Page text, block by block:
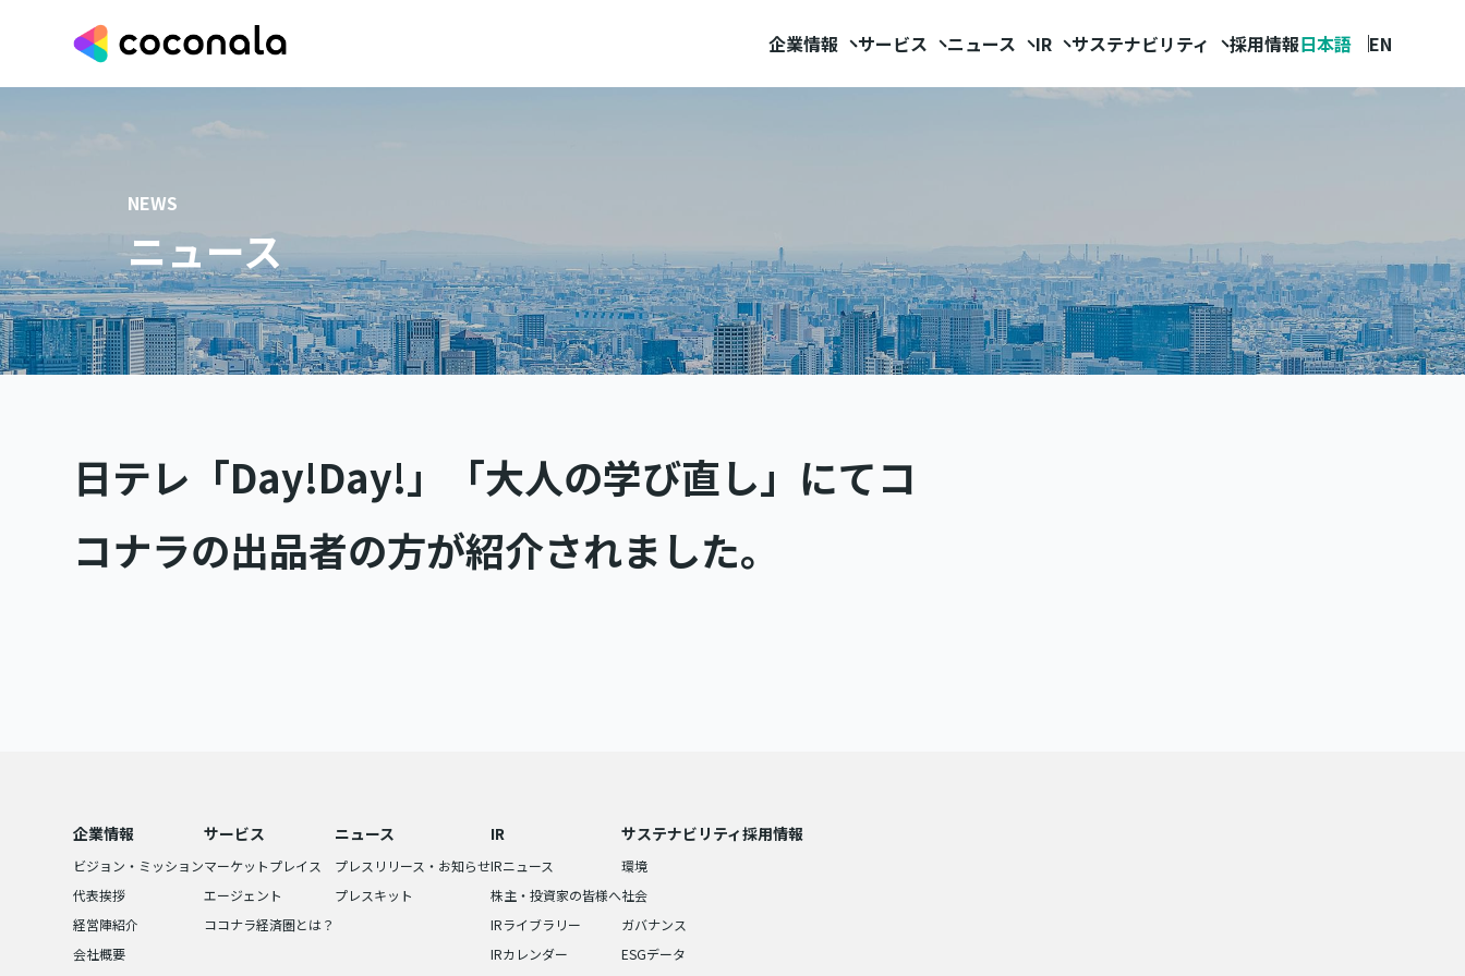
企業情報 サービス ニュース IR サステナビリティ 採用情報日本語 EN
NEWS
ニュース
日テレ「Day!Day!」「大人の学び直し」にてコ
コナラの出品者の方が紹介されました。
企業情報
ビジョン・ミッション
代表挨拶
経営陣紹介
会社概要
サービス
マーケットプレイス
エージェント
ココナラ経済圏とは？
ニュース
プレスリリース・お知らせ
プレスキット
IR
IRニュース
株主・投資家の皆様へ
IRライブラリー
IRカレンダー
サステナビリティ
環境
社会
ガバナンス
ESGデータ
採用情報